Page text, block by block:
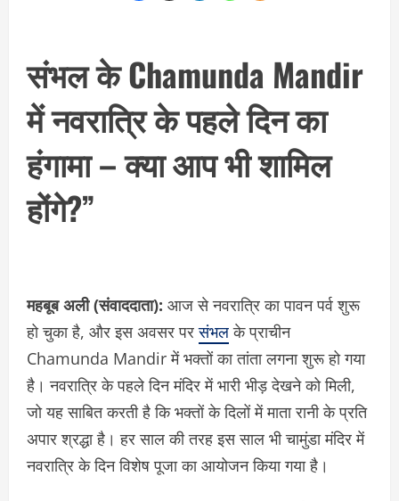
संभल के Chamunda Mandir
में नवरात्रि के पहले दिन का
हंगामा – क्या आप भी शामिल
होंगे?”
महबूब अली (संवाददाता): आज से नवरात्रि का पावन पर्व शुरू
हो चुका है, और इस अवसर परसंभलके प्राचीन
Chamunda Mandir में भक्तों का तांता लगना शुरू हो गया
है। नवरात्रि के पहले दिन मंदिर में भारी भीड़ देखने को मिली,
जो यह साबित करती है कि भक्तों के दिलों में माता रानी के प्रति
अपार श्रद्धा है। हर साल की तरह इस साल भी चामुंडा मंदिर में
नवरात्रि के दिन विशेष पूजा का आयोजन किया गया है।